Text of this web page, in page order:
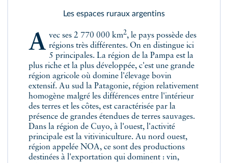
Les espaces ruraux argentins
Avec ses 2 770 000 km2, le pays possède des
régions très différentes. On en distingue ici
5 principales. La région de la Pampa est la
plus riche et la plus développée, c'est une grande
région agricole où domine l'élevage bovin
extensif. Au sud la Patagonie, région relativement
homogène malgré les différences entre l'intérieur
des terres et les côtes, est caractérisée par la
présence de grandes étendues de terres sauvages.
Dans la région de Cuyo, à l'ouest, l'activité
principale est la vitiviniculture. Au nord ouest,
région appelée NOA, ce sont des productions
destinées à l'exportation qui dominent : vin,